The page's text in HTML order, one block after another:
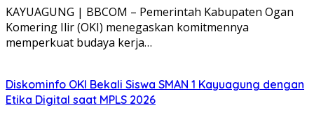
KAYUAGUNG | BBCOM – Pemerintah Kabupaten Ogan
Komering Ilir (OKI) menegaskan komitmennya
memperkuat budaya kerja…
Diskominfo OKI Bekali Siswa SMAN 1 Kayuagung dengan
Etika Digital saat MPLS 2026